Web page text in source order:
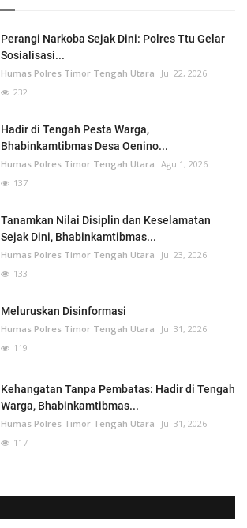
Perangi Narkoba Sejak Dini: Polres Ttu Gelar
Sosialisasi...
Humas Polres Timor Tengah Utara
Jul 22, 2026
232
Hadir di Tengah Pesta Warga,
Bhabinkamtibmas Desa Oenino...
Humas Polres Timor Tengah Utara Agu 1, 2026
137
Tanamkan Nilai Disiplin dan Keselamatan
Sejak Dini, Bhabinkamtibmas...
Humas Polres Timor Tengah Utara
Jul 23, 2026
133
Meluruskan Disinformasi
Humas Polres Timor Tengah Utara
Jul 31, 2026
119
Kehangatan Tanpa Pembatas: Hadir di Tengah
Warga, Bhabinkamtibmas...
Humas Polres Timor Tengah Utara
Jul 31, 2026
117